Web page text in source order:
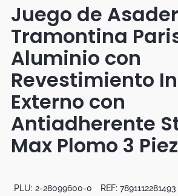
Juego de
Tramontina
Aluminio con
Revestimiento
Externo con
Antiadherente
Max Plomo 3
PLU: 2-28099600-0 REF: 7891112281493
Duvet
Botas
Dko